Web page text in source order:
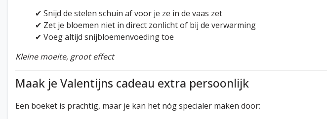
✔ Snijd de stelen schuin af voor je ze in de vaas zet
✔ Zet je bloemen niet in direct zonlicht of bij de verwarming
✔ Voeg altijd snijbloemenvoeding toe
Kleine moeite, groot effect
Maak je Valentijns cadeau extra persoonlijk
Een boeket is prachtig, maar je kan het nóg specialer maken door: